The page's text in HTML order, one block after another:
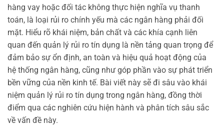
hàng vay hoặc đối tác không thực hiện nghĩa vụ thanh
toán, là loại rủi ro chính yếu mà các ngân hàng phải đối
mặt. Hiểu rõ khái niệm, bản chất và các khía cạnh liên
quan đến quản lý rủi ro tín dụng là nền tảng quan trọng để
đảm bảo sự ổn định, an toàn và hiệu quả hoạt động của
hệ thống ngân hàng, cũng như góp phần vào sự phát triển
bền vững của nền kinh tế. Bài viết này sẽ đi sâu vào khái
niệm quản lý rủi ro tín dụng trong ngân hàng, đồng thời
điểm qua các nghiên cứu hiện hành và phân tích sâu sắc
về vấn đề này.